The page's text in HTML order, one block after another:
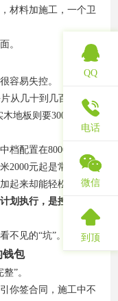
材料加施工，一个卫
。
容易失控。
从几十到几百元不
地板则要300元以
配置在8000-15000
2000元起是常态。
起来却能轻松突破六
划执行，是控制总成
不见的“坑”。
钱包
”。
你签合同，施工中不
QQ
电话
微信
到顶